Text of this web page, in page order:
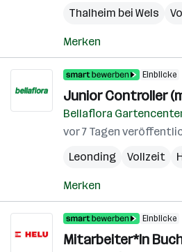
Thalheim bei Wels
Merken
Einblicke
Junior Controller
Bellaflora
vor 7 Tagen
Leonding
Vollzeit
Merken
Einblicke
Mitarbeiter*In